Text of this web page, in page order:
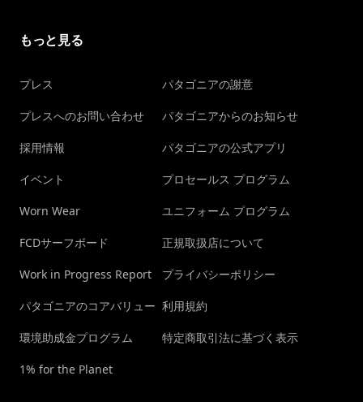
もっと見る
プレス
プレスへのお問い合わせ
採用情報
イベント
Worn Wear
FCDサーフボード
Work in Progress Report
パタゴニアのコアバリュー
環境助成金プログラム
1% for the Planet
パタゴニアの謝意
パタゴニアからのお知らせ
パタゴニアの公式アプリ
プロセールス プログラム
ユニフォーム プログラム
正規取扱店について
プライバシーポリシー
利用規約
特定商取引法に基づく表示